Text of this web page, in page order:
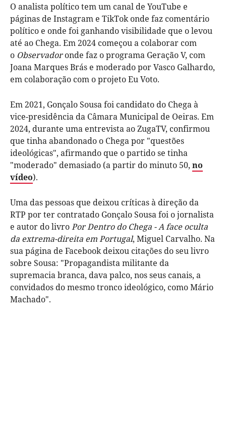
O analista político tem um canal de YouTube e
páginas de Instagram e TikTok onde faz comentário
político e onde foi ganhando visibilidade que o levou
até ao Chega. Em 2024 começou a colaborar com
o Observadoronde faz o programa Geração V, com
Joana Marques Brás e moderado por Vasco Galhardo,
em colaboração com o projeto Eu Voto.
Em 2021, Gonçalo Sousa foi candidato do Chega à
vice-presidência da Câmara Municipal de Oeiras. Em
2024, durante uma entrevista ao ZugaTV, confirmou
que tinha abandonado o Chega por "questões
ideológicas", afirmando que o partido se tinha
"moderado" demasiado (a partir do minuto 50, no
vídeo).
Uma das pessoas que deixou críticas à direção da
RTP por ter contratado Gonçalo Sousa foi o jornalista
e autor do livroPor Dentro do Chega - A face oculta
da extrema-direita em Portugal, Miguel Carvalho. Na
sua página de Facebook deixou citações do seu livro
sobre Sousa: "Propagandista militante da
supremacia branca, dava palco, nos seus canais, a
convidados do mesmo tronco ideológico, como Mário
Machado".